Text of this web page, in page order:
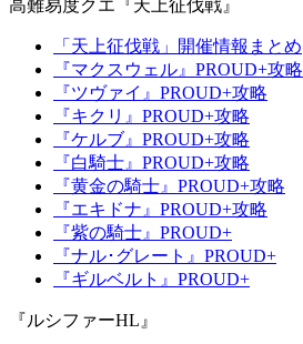
高難易度クエ『天上征伐戦』
「天上征伐戦」開催情報まとめ
『マクスウェル』PROUD+攻略
『ツヴァイ』PROUD+攻略
『キクリ』PROUD+攻略
『ケルブ』PROUD+攻略
『白騎士』PROUD+攻略
『黄金の騎士』PROUD+攻略
『エキドナ』PROUD+攻略
『紫の騎士』PROUD+
『ナル･グレート』PROUD+
『ギルベルト』PROUD+
『ルシファーHL』